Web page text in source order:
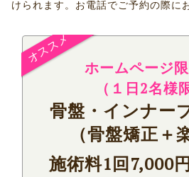
けられます。お電話でご予約の際に
ホームページ
（ １日2名様
骨盤・インナー
（骨盤矯正＋
施術料1回7,000